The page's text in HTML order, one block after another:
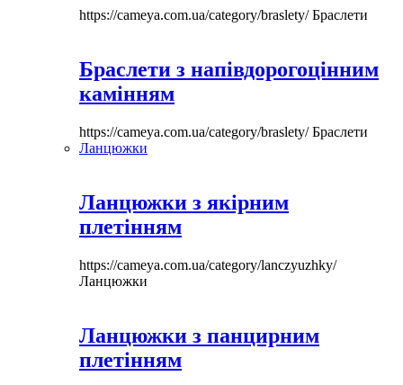
https://cameya.com.ua/category/braslety/Браслети
Браслети з напівдорогоцінним
камінням
https://cameya.com.ua/category/braslety/Браслети
Ланцюжки
Ланцюжки з якірним
плетінням
https://cameya.com.ua/category/lanczyuzhky/
Ланцюжки
Ланцюжки з панцирним
плетінням